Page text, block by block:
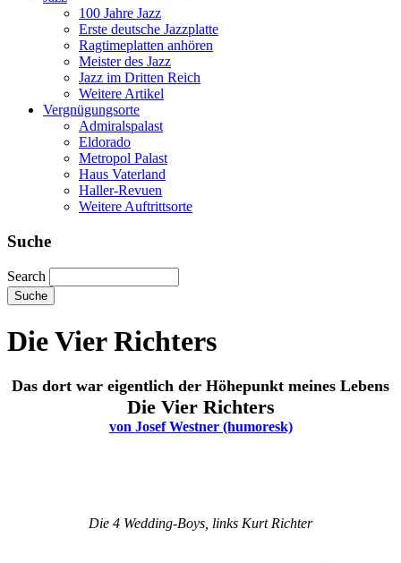
100 Jahre Jazz
Erste deutsche Jazzplatte
Ragtimeplatten anhören
Meister des Jazz
Jazz im Dritten Reich
Weitere Artikel
Vergnügungsorte
Admiralspalast
Eldorado
Metropol Palast
Haus Vaterland
Haller-Revuen
Weitere Auftrittsorte
Suche
Search
Die Vier Richters
Das dort war eigentlich der Höhepunkt meines Lebens
Die Vier Richters
von Josef Westner (humoresk)
Die 4 Wedding-Boys, links Kurt Richter